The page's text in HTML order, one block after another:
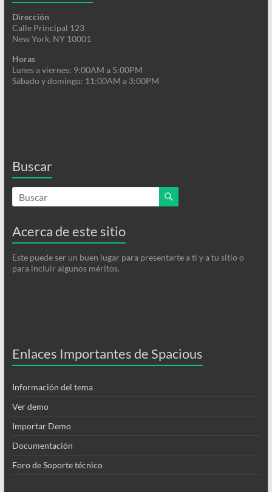
Dirección
Calle Principal 123
New York, NY 10001
Horas
Lunes a viernes: 9:00AM a 5:00PM
Sábado y domingo: 11:00AM a 3:00PM
Buscar
Acerca de este sitio
Este puede ser un buen lugar para presentarte a ti y a tu sitio o
para incluir algunos méritos.
Enlaces Importantes de Spacious
Información del tema
Ver demo
Importar Demo
Documentación
Foro de Soporte técnico